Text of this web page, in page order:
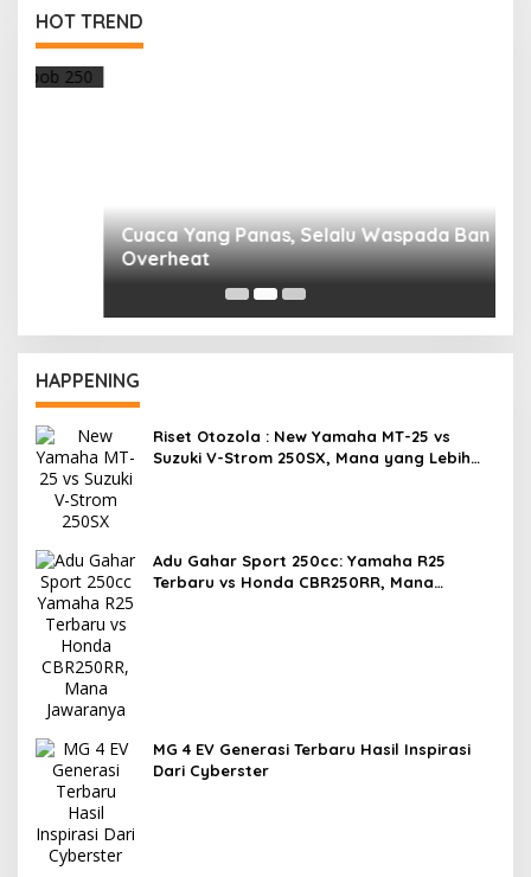
HOT TREND
Overheat
HAPPENING
Riset Otozola : New Yamaha MT-25 vs
Suzuki V-Strom 250SX, Mana yang Lebih
Adu Gahar Sport 250cc: Yamaha R25
Terbaru vs Honda CBR250RR, Mana
MG 4 EV Generasi Terbaru Hasil Inspirasi
Dari Cyberster